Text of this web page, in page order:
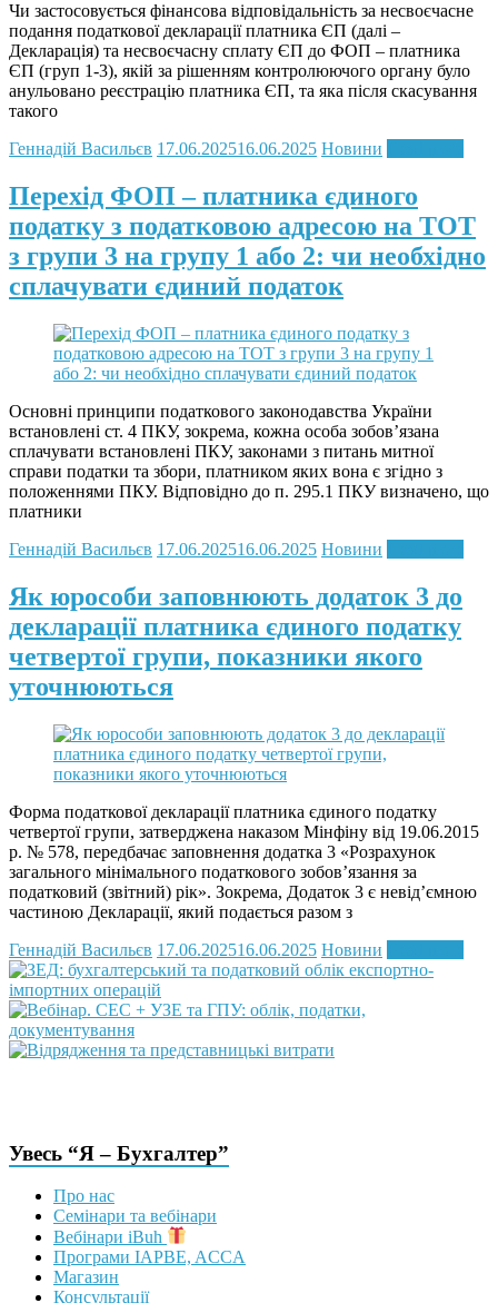
Чи застосовується фінансова відповідальність за несвоєчасне
подання податкової декларації платника ЄП (далі –
Декларація) та несвоєчасну сплату ЄП до ФОП – платника
ЄП (груп 1-3), якій за рішенням контролюючого органу було
анульовано реєстрацію платника ЄП, та яка після скасування
такого
Геннадій Васильєв 17.06.202516.06.2025 Новини
Перехід ФОП – платника єдиного
податку з податковою адресою на ТОТ
з групи 3 на групу 1 або 2: чи необхідно
сплачувати єдиний податок
Основні принципи податкового законодавства України
встановлені ст. 4 ПКУ, зокрема, кожна особа зобов’язана
сплачувати встановлені ПКУ, законами з питань митної
справи податки та збори, платником яких вона є згідно з
положеннями ПКУ. Відповідно до п. 295.1 ПКУ визначено, що
платники
Геннадій Васильєв 17.06.202516.06.2025 Новини
Як юрособи заповнюють додаток 3 до
декларації платника єдиного податку
четвертої групи, показники якого
уточнюються
Форма податкової декларації платника єдиного податку
четвертої групи, затверджена наказом Мінфіну від 19.06.2015
р. № 578, передбачає заповнення додатка 3 «Розрахунок
загального мінімального податкового зобов’язання за
податковий (звітний) рік». Зокрема, Додаток 3 є невід’ємною
частиною Декларації, який подається разом з
Геннадій Васильєв 17.06.202516.06.2025 Новини
Увесь “Я – Бухгалтер”
Про нас
Семінари та вебінари
Вебінари iBuh
Програми IAPBE, ACCA
Магазин
Консультації